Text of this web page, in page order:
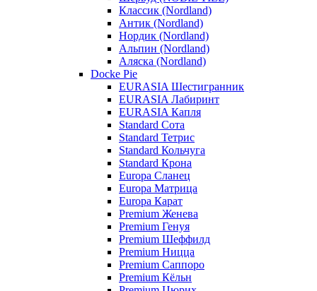
Классик (Nordland)
Антик (Nordland)
Нордик (Nordland)
Альпин (Nordland)
Аляска (Nordland)
Docke Pie
EURASIA Шестигранник
EURASIA Лабиринт
EURASIA Капля
Standard Сота
Standard Тетрис
Standard Кольчуга
Standard Крона
Europa Сланец
Europa Матрица
Europa Карат
Premium Женева
Premium Генуя
Premium Шеффилд
Premium Ницца
Premium Саппоро
Premium Кёльн